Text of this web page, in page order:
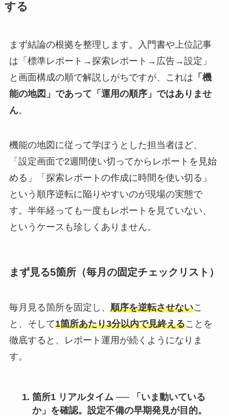
する
まず結論の根拠を整理します。入門書や上位記事
は「標準レポート→探索レポート→広告→設定」
と画面構成の順で解説しがちですが、これは 「機
能の地図」であって「運用の順序」ではありませ
ん。
機能の地図に従って学ぼうとした担当者ほど、
「設定画面で2週間使い切ってからレポートを見始
める」「探索レポートの作成に時間を使い切る」
という順序逆転に陥りやすいのが現場の実態で
す。半年経っても一度もレポートを見ていない、
というケースも珍しくありません。
まず見る5箇所（毎月の固定チェックリスト）
毎月見る箇所を固定し、 順序を逆転させないこ
と、そして1箇所あたり3分以内で見終えることを
徹底すると、レポート運用が続くようになりま
す。
箇所1 リアルタイム ── 「いま動いている
か」を確認。設定不備の早期発見が目的。